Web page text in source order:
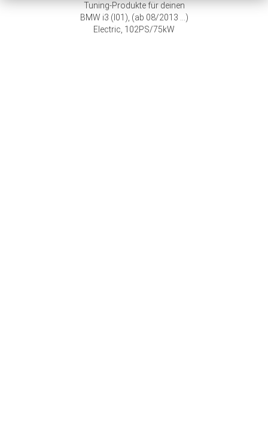
Tuning-Produkte für deinen
BMW i3 (I01), (ab 08/2013 ...)
Electric, 102PS/75kW